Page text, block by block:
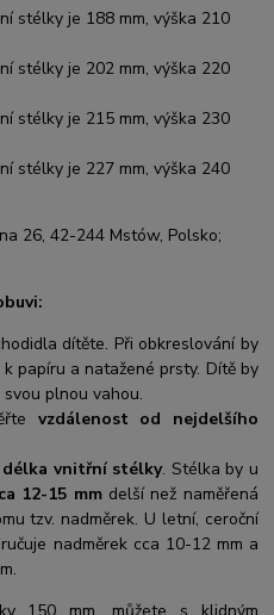
stélky je 188 mm, výška 210
stélky je 202 mm, výška 220
stélky je 215 mm, výška 230
stélky je 227 mm, výška 240
26, 42-244 Mstów, Polsko;
dítěte. Při obkreslování by
papíru a natažené prsty. Dítě by
plnou vahou.
vzdálenost od nejdelšího
délka vnitřní stélky. Stélka by u
12-15 mmdelší než naměřená
tzv. nadměrek. U letní, ceroční
nadměrek cca 10-12 mm a